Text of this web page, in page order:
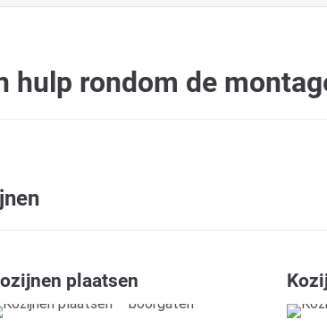
hulp rondom de
plaatsen